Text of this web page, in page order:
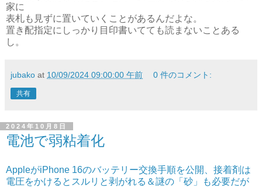
家に
表札も見ずに置いていくことがあるんだよな。
置き配指定にしっかり目印書いてても読まないことある
し。
jubako at 10/09/2024 09:00:00 午前 0 件のコメント:
共有
2024年10月8日
電池で弱粘着化
AppleがiPhone 16のバッテリー交換手順を公開、接着剤は
電圧をかけるとスルリと剥がれる＆謎の「砂」も必要だが